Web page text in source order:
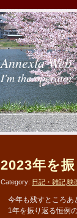
Annexia Web
I'm the operator
2023年を
Category: 日記・雑記 映
今年も残すところあ
1年を振り返る恒例